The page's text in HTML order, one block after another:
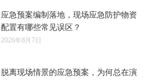
应急预案编制落地，现场应急防护物资
配置有哪些常见误区？
2026年8月7日
脱离现场情景的应急预案，为何总在演